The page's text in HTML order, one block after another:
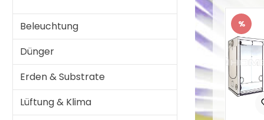
Beleuchtung
Dünger
Erden & Substrate
Lüftung & Klima
%